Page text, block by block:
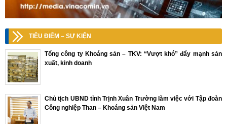
TIÊU ĐIỂM – SỰ KIỆN
Tổng công ty Khoáng sản – TKV: “Vượt khó” đẩy mạnh sản
xuất, kinh doanh
Chủ tịch UBND tỉnh Trịnh Xuân Trường làm việc với Tập đoàn
Công nghiệp Than – Khoáng sản Việt Nam